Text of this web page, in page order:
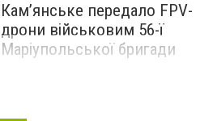
Кам’янське передало FPV-
дрони військовим 56-ї
Маріупольської бригади